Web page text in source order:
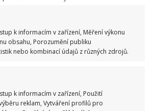
k informacím v zařízení, Měření výkonu
obsahu, Porozumění publiku
nebo kombinací údajů z různých zdrojů.
k informacím v zařízení, Použití
reklam, Vytváření profilů pro